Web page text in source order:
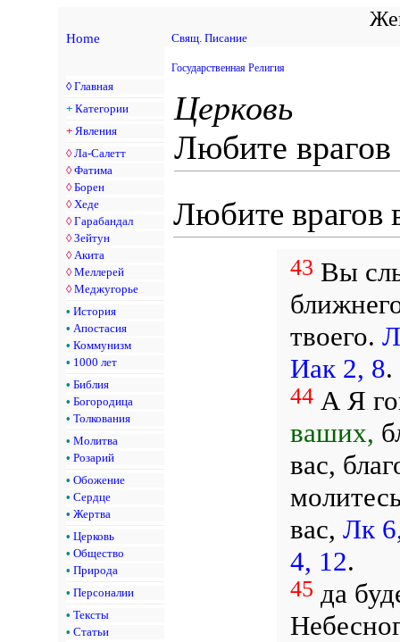
Home Свящ. Писание
◊ Главная
+ Категории
+ Явления
◊ Ла-Салетт
◊ Фатима
◊ Борен
◊ Хеде
◊ Гарабандал
◊ Зейтун
◊ Акита
◊ Меллерей
◊ Меджугорье
• История
• Апостасия
• Коммунизм
• 1000 лет
• Библия
• Богородица
• Толкования
• Молитва
• Розарий
• Обожение
• Сердце
• Жертва
• Церковь
• Общество
• Природа
• Персоналии
• Тексты
• Статьи
Государственная Религия
Церковь
Любите
Любите врагов
43 Вы
твоего.
Иак 2, 8.
44А Я
ваших,
вас,
вас, Лк
4, 12.
45 да